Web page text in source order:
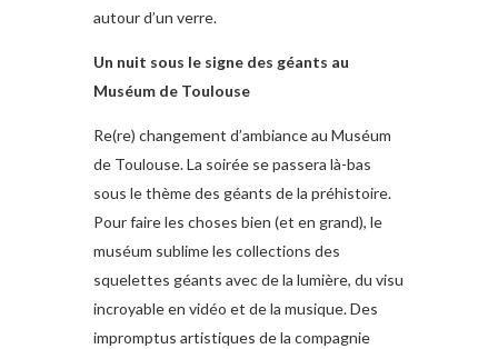
autour d’un verre.
Un nuit sous le signe des géants au
Muséum de Toulouse
Re(re) changement d’ambiance au Muséum
de Toulouse. La soirée se passera là-bas
sous le thème des géants de la préhistoire.
Pour faire les choses bien (et en grand), le
muséum sublime les collections des
squelettes géants avec de la lumière, du visu
incroyable en vidéo et de la musique. Des
impromptus artistiques de la compagnie